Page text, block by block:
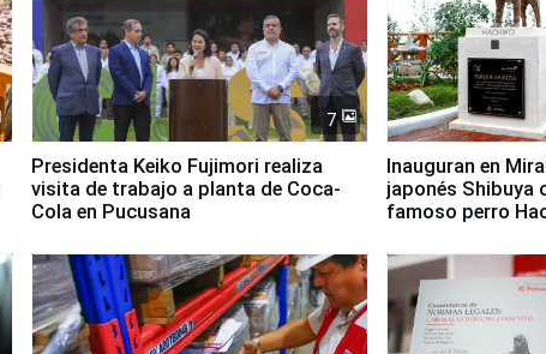
7
Presidenta Keiko Fujimori realiza
visita de trabajo a planta de Coca-
Cola en Pucusana
Inauguran en
japonés Shibuya
famoso perro